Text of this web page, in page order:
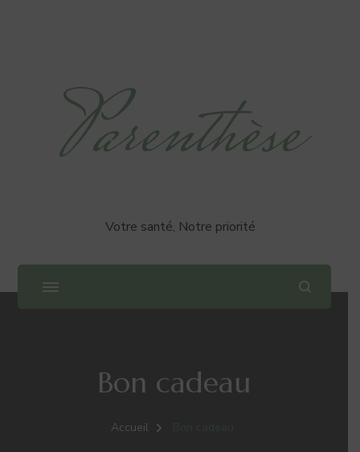
Parenthèse
Votre santé, Notre priorité
Bon cadeau
Accueil